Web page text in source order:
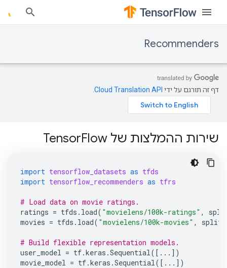
Recommenders
דף זה תורגם על ידי Cloud Translation API
שירות ההמלצות של TensorFlow
import tensorflow_datasets as tfds
import tensorflow_recommenders as tfrs
# Load data on movie ratings.
ratings = tfds . load( "movielens/100k-ratings" ,
movies = tfds . load( "movielens/100k-movies" , split
# Build flexible representation models.
user_model = tf.keras .Sequential([ ... ])
movie_model = tf.keras .Sequential([ ... ])